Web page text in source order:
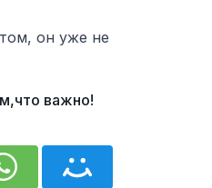
он уже не